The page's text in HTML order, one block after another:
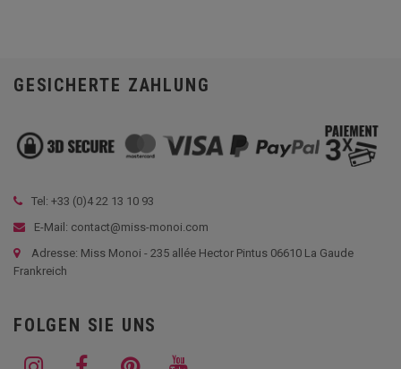
GESICHERTE ZAHLUNG
Tel: +33 (0)4 22 13 10 93
E-Mail: contact@miss-monoi.com
Adresse: Miss Monoi - 235 allée Hector Pintus 06610 La Gaude
Frankreich
FOLGEN SIE UNS